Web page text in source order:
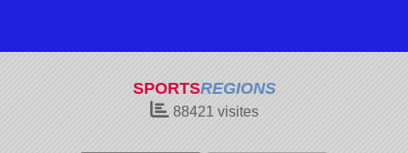
SPORTSREGIONS
88421 visites